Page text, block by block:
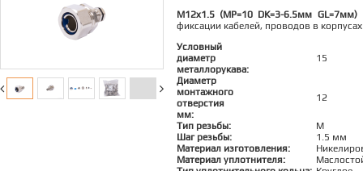
M12x1.5 (MP=10 DK=3-6.5мм GL=7мм)
фиксации кабелей, проводов в
Условный
диаметр
металлорукава:
15
Диаметр
монтажного
отверстия
мм:
12
Тип резьбы:
M
Шаг резьбы:
1.5 мм
Материал изготовления:
Материал уплотнителя: